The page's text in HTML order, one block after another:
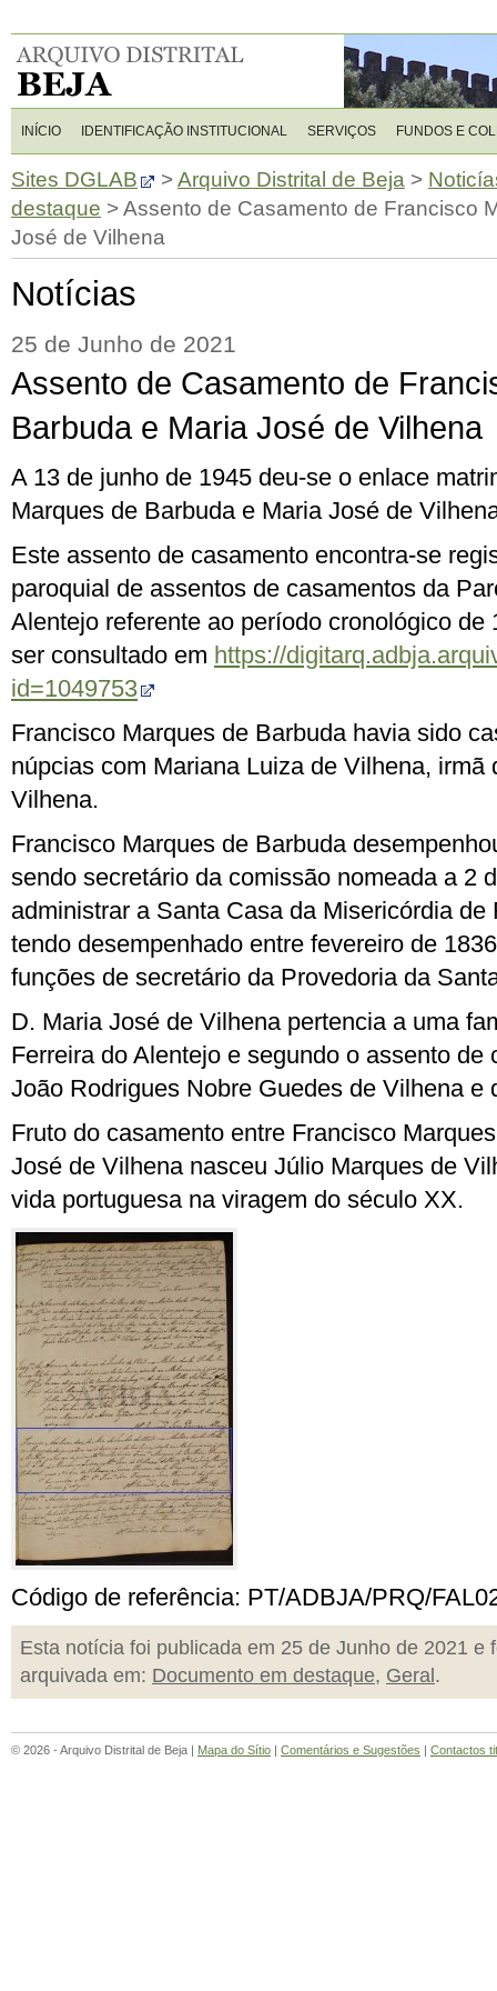
INÍCIO IDENTIFICAÇÃO INSTITUCIONAL SERVIÇOS FUNDOS E
Sites DGLAB >Arquivo Distrital de Beja >
destaque >Assento de Casamento de Francisco
José de Vilhena
Notícias
25 de Junho de 2021
Assento de Casamento de
Barbuda e Maria José de Vilhena
A 13 de junho de 1945 deu-se o enlace
Marques de Barbuda e Maria José de
Este assento de casamento encontra-se
paroquial de assentos de casamentos da
Alentejo referente ao período cronológico de
ser consultado em https://
id=1049753
Francisco Marques de Barbuda havia sido
núpcias com Mariana Luiza de Vilhena, irmã
Vilhena.
Francisco Marques de Barbuda
sendo secretário da comissão nomeada a 2
administrar a Santa Casa da Misericórdia de
tendo desempenhado entre fevereiro de
funções de secretário da Provedoria da
D. Maria José de Vilhena pertencia a uma
Ferreira do Alentejo e segundo o assento de
João Rodrigues Nobre Guedes de Vilhena e
Fruto do casamento entre Francisco
José de Vilhena nasceu Júlio Marques de
vida portuguesa na viragem do século XX.
Código de referência: PT/ADBJA/PRQ/
Esta notícia foi publicada em 25 de Junho de 2021 e
arquivada em: Documento em destaque, Geral .
© 2026 - Arquivo Distrital de Beja | Mapa do Sítio | Comentários e Sugestões | Contactos